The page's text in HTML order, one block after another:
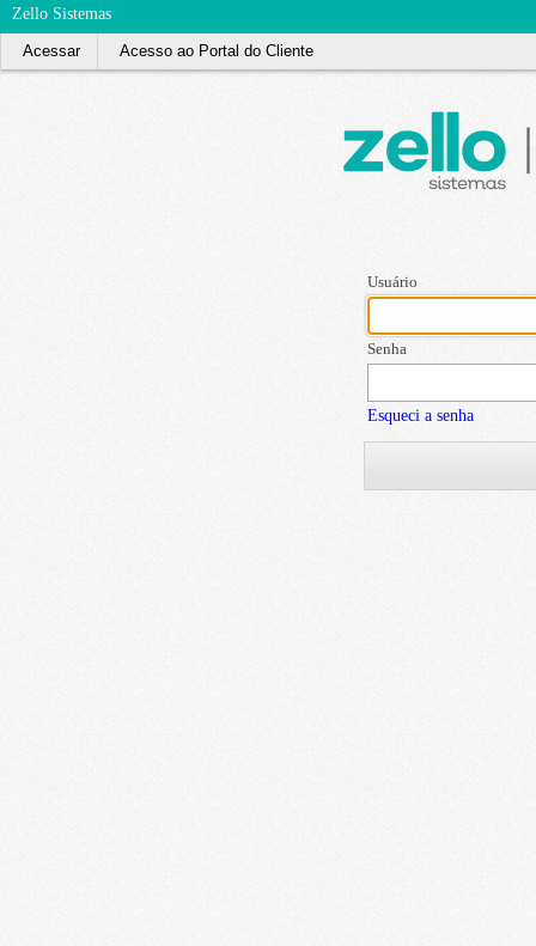
Zello Sistemas
Acessar Acesso ao Portal do Cliente
Usuário
Senha
Esqueci a senha